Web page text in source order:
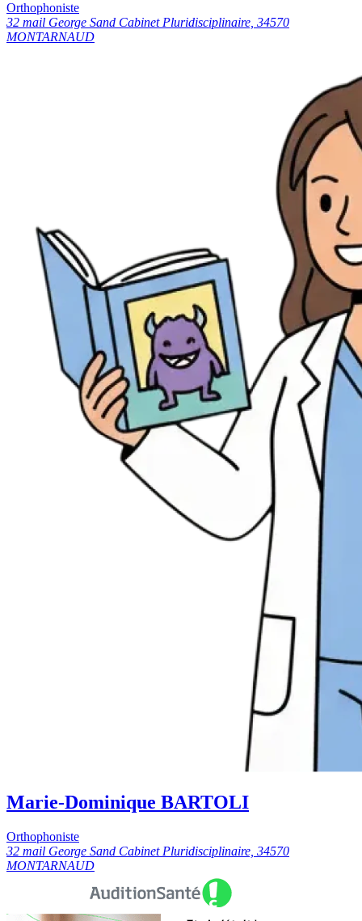
Orthophoniste
32 mail George Sand Cabinet Pluridisciplinaire, 34570
MONTARNAUD
Marie-Dominique BARTOLI
Orthophoniste
32 mail George Sand Cabinet Pluridisciplinaire, 34570
MONTARNAUD